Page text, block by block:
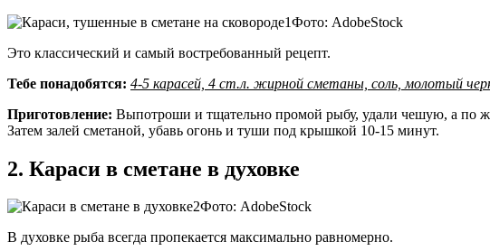
Фото: AdobeStock
Это классический и самый востребованный рецепт.
Тебе понадобятся: 4-5 карасей, 4 ст.л. жирной сметаны, соль, молотый
Приготовление: Выпотроши и тщательно промой рыбу, удали чешую, а по
Затем залей сметаной, убавь огонь и туши под крышкой 10-15 минут.
2. Караси в сметане в духовке
Фото: AdobeStock
В духовке рыба всегда пропекается максимально равномерно.